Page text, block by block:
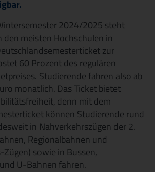
2024/2025 steht
den meisten Hochschulen in
zur
60 Prozent des regulären
Studierende fahren also ab
monatlich. Das Ticket bietet
denn mit dem
können Studierende rund
in Nahverkehrszügen der 2.
Regionalbahnen und
Zügen) sowie in Bussen,
U-Bahnen fahren.
& Ausschreibungen